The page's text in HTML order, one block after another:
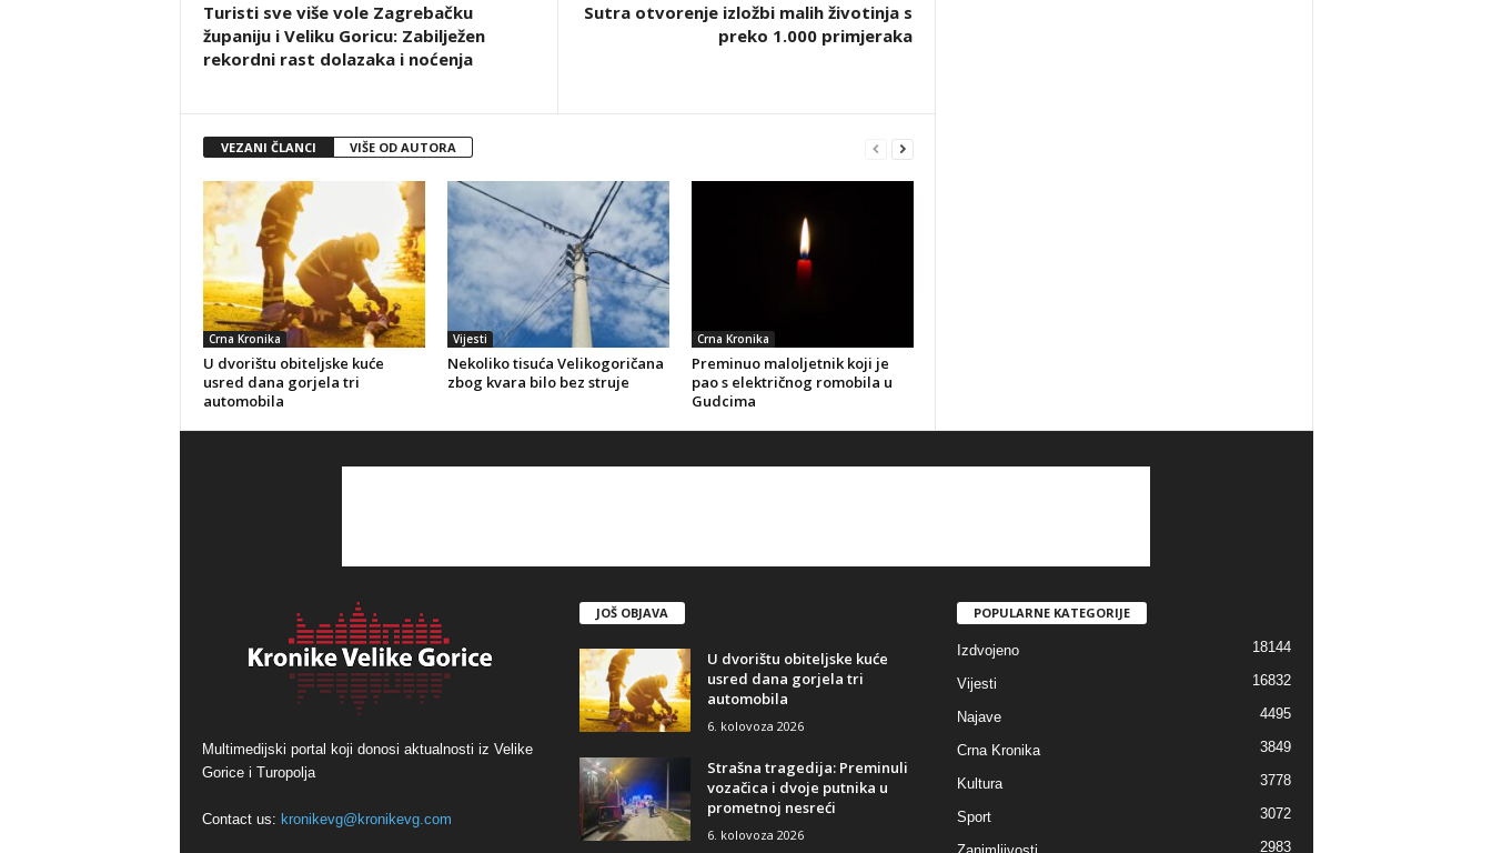
Turisti sve više vole Zagrebačku
županiju i Veliku Goricu: Zabilježen
rekordni rast dolazaka i noćenja
Sutra otvorenje izložbi malih životinja s
preko 1.000 primjeraka
VEZANI ČLANCI VIŠE OD AUTORA
Crna Kronika
U dvorištu obiteljske kuće
usred dana gorjela tri
automobila
Vijesti
Nekoliko tisuća Velikogoričana
zbog kvara bilo bez struje
Crna Kronika
Preminuo maloljetnik koji je
pao s električnog romobila u
Gudcima
Multimedijski portal koji donosi aktualnosti iz Velike
Gorice i Turopolja
Contact us: kronikevg@kronikevg.com
JOŠ OBJAVA
U dvorištu obiteljske kuće
usred dana gorjela tri
automobila
6. kolovoza 2026
Strašna tragedija: Preminuli
vozačica i dvoje putnika u
prometnoj nesreći
6. kolovoza 2026
POPULARNE KATEGORIJE
Izdvojeno 18144
Vijesti 16832
Najave 4495
Crna Kronika 3849
Kultura 3778
Sport 3072
2983